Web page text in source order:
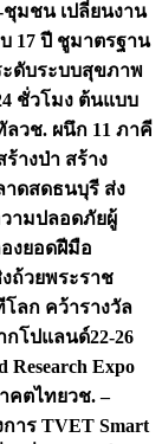
ชุมชน เปลี่ยนงาน
17 ปี ชูมาตรฐาน
ะดับระบบสุขภาพ
ชั่วโมง ต้นแบบ
ลวช. ผนึก 11 ภาคี
ร้างป่า สร้าง
าดสดธนบุรี ส่ง
ามปลอดภัยผู้
งยอดฝีมือ
ถ้วยพระราช
ลก คว้ารางวัล
ากโปแลนด์22-26
Expo
คตไทยวช. –
าร TVET Smart